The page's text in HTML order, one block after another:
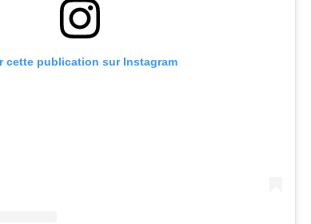
cette publication sur Instagram